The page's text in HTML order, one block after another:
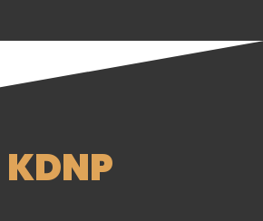
KDNP